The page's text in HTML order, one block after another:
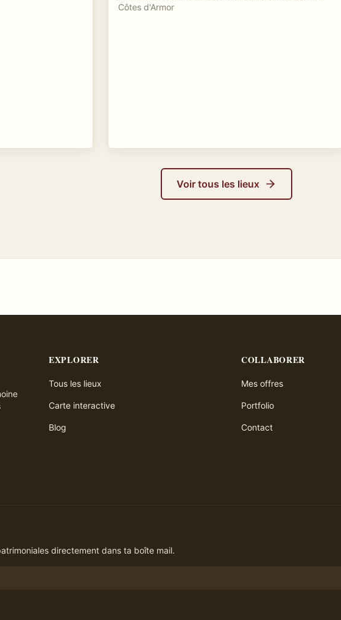
Côtes d'Armor
Voir tous les lieux
EXPLORER
Tous les lieux
Carte interactive
Blog
COLLABORER
Mes offres
Portfolio
Contact
directement dans ta boîte mail.